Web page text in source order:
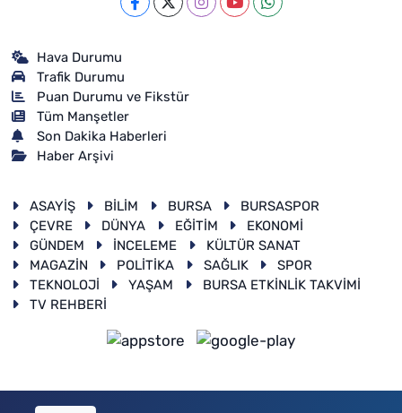
Hava Durumu
Trafik Durumu
Puan Durumu ve Fikstür
Tüm Manşetler
Son Dakika Haberleri
Haber Arşivi
ASAYİŞ BİLİM BURSA
BURSASPOR
ÇEVRE
DÜNYA EĞİTİM
EKONOMİ
GÜNDEM
İNCELEME
KÜLTÜR SANAT
MAGAZİN
POLİTİKA SAĞLIK
SPOR
TEKNOLOJİ
YAŞAM
BURSA ETKİNLİK TAKVİMİ
TV REHBERİ